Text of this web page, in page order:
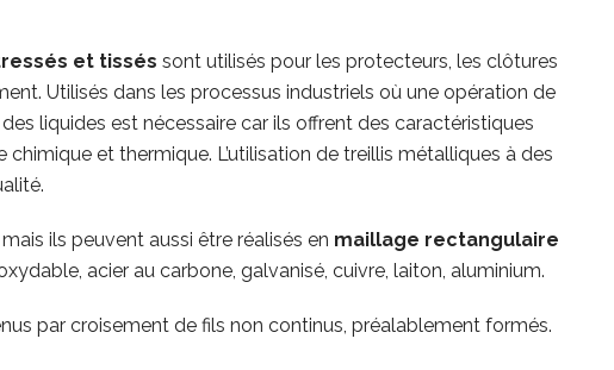
et tissés sont utilisés pour les protecteurs, les clôtures
Utilisés dans les processus industriels où une opération de
liquides est nécessaire car ils offrent des caractéristiques
et thermique. L’utilisation de treillis métalliques à des
mais ils peuvent aussi être réalisés en maillage rectangulaire
acier au carbone, galvanisé, cuivre, laiton, aluminium.
par croisement de fils non continus, préalablement formés.